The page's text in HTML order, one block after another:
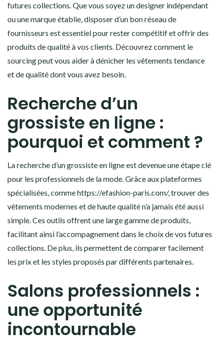
futures collections. Que vous soyez un designer indépendant
ou une marque établie, disposer d’un bon réseau de
fournisseurs est essentiel pour rester compétitif et offrir des
produits de qualité à vos clients. Découvrez comment le
sourcing peut vous aider à dénicher les vêtements tendance
et de qualité dont vous avez besoin.
Recherche d’un
grossiste en ligne :
pourquoi et comment ?
La recherche d’un grossiste en ligne est devenue une étape clé
pour les professionnels de la mode. Grâce aux plateformes
spécialisées, commehttps://efashion-paris.com/, trouver des
vêtements modernes et de haute qualité n’a jamais été aussi
simple. Ces outils offrent une large gamme de produits,
facilitant ainsi l’accompagnement dans le choix de vos futures
collections. De plus, ils permettent de comparer facilement
les prix et les styles proposés par différents partenaires.
Salons professionnels :
une opportunité
incontournable